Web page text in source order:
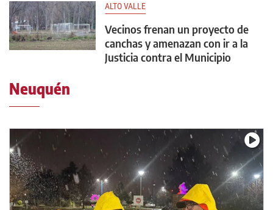
ALTO VALLE
Vecinos frenan un proyecto de
canchas y amenazan con ir a la
Justicia contra el Municipio
Neuquén